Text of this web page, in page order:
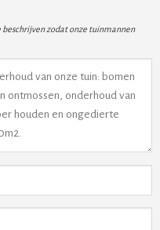
zodat onze tuinmannen